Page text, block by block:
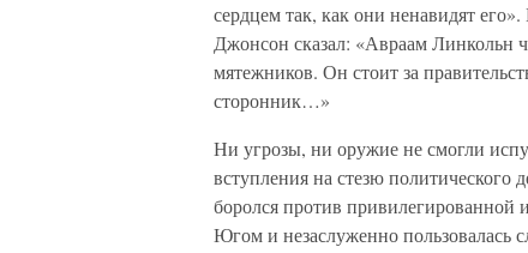
сердцем так, как они ненавидят
Джонсон сказал: «Авраам Линкольн
мятежников. Он стоит за
сторонник…»
Ни угрозы, ни оружие не смогли
вступления на стезю политического
боролся против привилегированной
Югом и незаслуженно